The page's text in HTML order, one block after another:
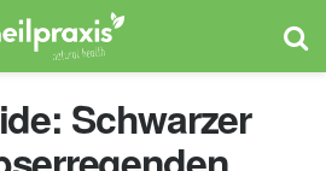
Schwarzer